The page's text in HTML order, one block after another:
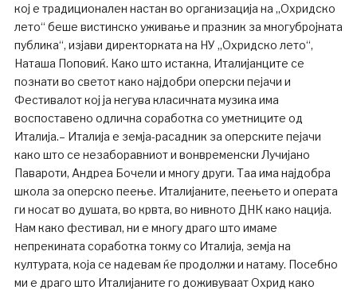
кој е традиционален настан во организација на „Охридско
лето“ беше вистинско уживање и празник за многубројната
публика“, изјави директорката на НУ „Охридско лето“,
Наташа Поповиќ. Како што истакна, Италијанците се
познати во светот како најдобри оперски пејачи и
Фестивалот кој ја негува класичната музика има
воспоставено одлична соработка со уметниците од
Италија.– Италија е земја-расадник за оперските пејачи
како што се незаборавниот и вонвременски Лучијано
Павароти, Андреа Бочели и многу други. Таа има најдобра
школа за оперско пеење. Италијаните, пеењето и операта
ги носат во душата, во крвта, во нивното ДНК како нација.
Нам како фестивал, ни е многу драго што имаме
непрекината соработка токму со Италија, земја на
културата, која се надевам ќе продолжи и натаму. Посебно
ми е драго што Италијаните го доживуваат Охрид како